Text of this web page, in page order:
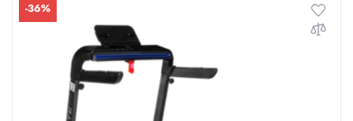
-36%